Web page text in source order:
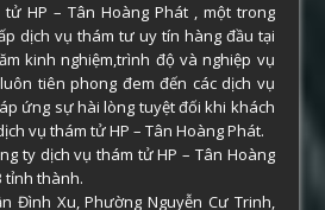
HP – Tân Hoàng Phát , một trong
dịch vụ thám tư uy tín hàng đầu tại
kinh nghiệm,trình độ và nghiệp vụ
tiên phong đem đến các dịch vụ
ứng sự hài lòng tuyệt đối khi khách
vụ thám tử HP – Tân Hoàng Phát.
ty dịch vụ thám tử HP – Tân Hoàng
tỉnh thành.
Đình Xu, Phường Nguyễn Cư Trinh,